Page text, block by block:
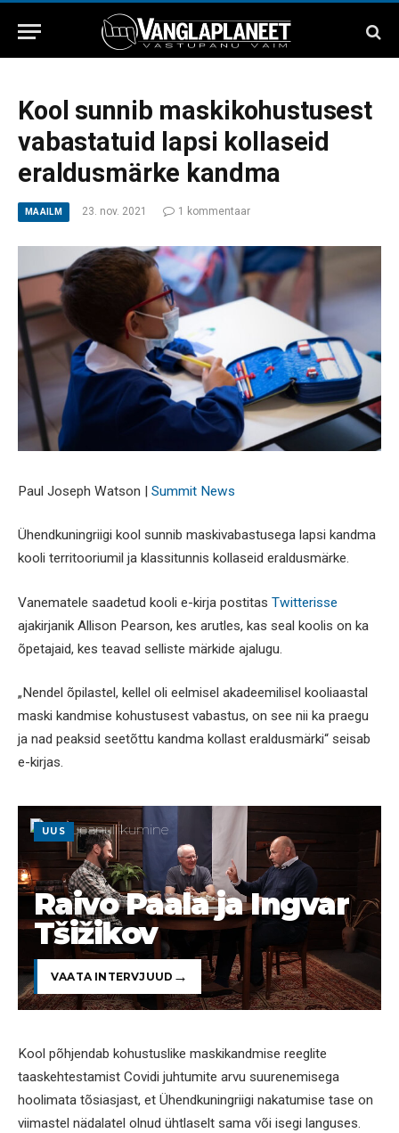
Kool sunnib maskikohustusest
vabastatuid lapsi kollaseid
eraldusmärke kandma
MAAILM 23. nov. 2021 1 kommentaar
Paul Joseph Watson | Summit News
Ühendkuningriigi kool sunnib maskivabastusega lapsi kandma
kooli territooriumil ja klassitunnis kollaseid eraldusmärke.
Vanematele saadetud kooli e-kirja postitas Twitterisse
ajakirjanik Allison Pearson, kes arutles, kas seal koolis on ka
õpetajaid, kes teavad selliste märkide ajalugu.
„Nendel õpilastel, kellel oli eelmisel akadeemilisel kooliaastal
maski kandmise kohustusest vabastus, on see nii ka praegu
ja nad peaksid seetõttu kandma kollast eraldusmärki“ seisab
e-kirjas.
UUS
Raivo Paala ja Ingvar
Tšižikov
VAATA INTERVJUUD
Kool põhjendab kohustuslike maskikandmise reeglite
taaskehtestamist Covidi juhtumite arvu suurenemisega
hoolimata tõsiasjast, et Ühendkuningriigi nakatumise tase on
viimastel nädalatel olnud ühtlaselt sama või isegi languses.